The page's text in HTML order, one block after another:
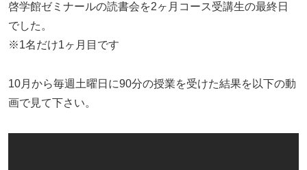
啓学館ゼミナールの読書会を2ヶ月コース受講生の最終日
でした。
※1名だけ1ヶ月目です
10月から毎週土曜日に90分の授業を受けた結果を以下の動
画で見て下さい。